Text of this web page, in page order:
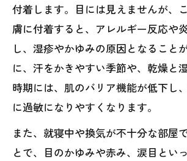
付着します。目には見えませんが、
膚に付着すると、アレルギー反応や
し、湿疹やかゆみの原因となること
に、汗をかきやすい季節や、乾燥と
時期には、肌のバリア機能が低下し
に過敏になりやすくなります。
また、就寝中や換気が不十分な部屋
とで、目のかゆみや赤み、涙目とい